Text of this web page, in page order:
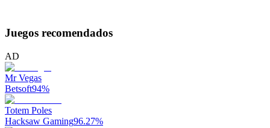
Juegos recomendados
AD
Mr Vegas
Betsoft94%
Totem Poles
Hacksaw Gaming96.27%